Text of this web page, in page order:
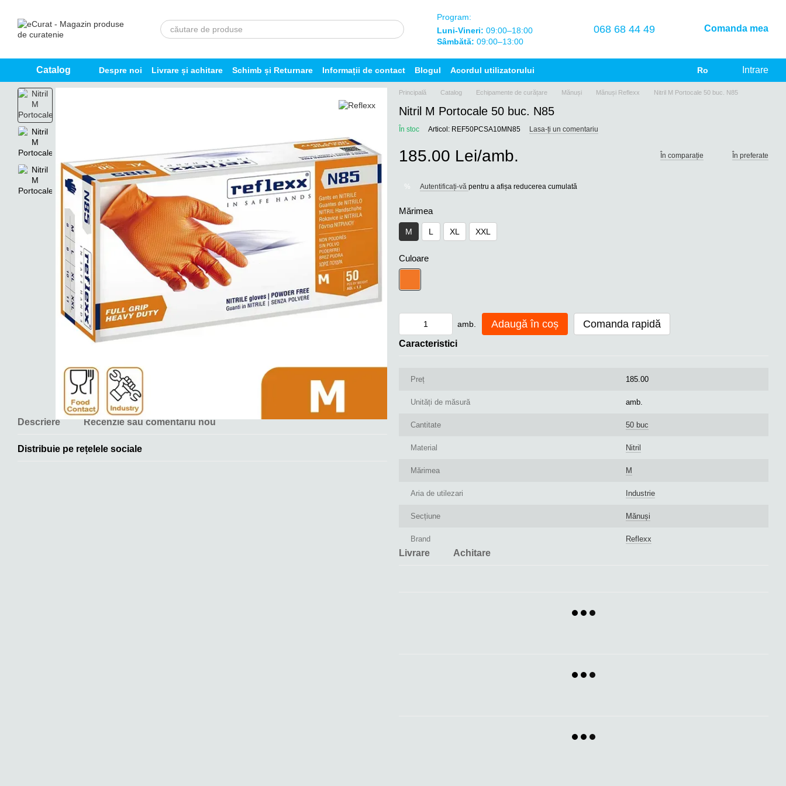
Program:
Luni-Vineri: 09:00–18:00
Sâmbătă: 09:00–13:00
068 68 44 49 Comanda mea
Catalog Despre noi Livrare și achitare Schimb și Returnare Informații de contact Blogul Acordul utilizatorului Ro Intrare
Descriere Recenzie sau comentariu nou
Distribuie pe rețelele sociale
Principală Catalog Echipamente de curățare Mănuși Mănuși Reflexx Nitril M Portocale 50 buc. N85
Nitril M Portocale 50 buc. N85
În stoc Articol: REF50PCSA10MN85 Lasa-ți un comentariu
185.00 Lei/amb. În comparație În preferate
% Autentificați-vă pentru a afișa reducerea cumulată
Mărimea
M L XL XXL
Culoare
amb. Adaugă în coș Comanda rapidă
Caracteristici
Preț 185.00
Unități de măsură amb.
Cantitate 50 buc
Material Nitril
Mărimea M
Aria de utilezari Industrie
Seсțiune Mănuși
Brand Reflexx
Livrare Achitare